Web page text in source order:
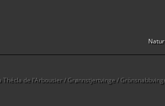
Natur
de l’Arbousier / Grønnstjertvinge /